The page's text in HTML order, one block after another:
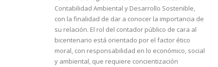
Contabilidad Ambiental y Desarrollo Sostenible,
con la finalidad de dar a conocer la importancia de
su relación. El rol del contador público de cara al
bicentenario está orientado por el factor ético
moral, con responsabilidad en lo económico, social
y ambiental, que requiere concientización